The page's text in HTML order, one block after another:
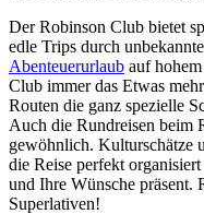
Der Robinson Club bietet
edle Trips durch
Abenteuerurlaub auf
Club immer das Etwas
Routen die ganz spezielle
Auch die Rundreisen beim
gewöhnlich. Kulturschätze
die Reise perfekt
und Ihre Wünsche präsent.
Superlativen!